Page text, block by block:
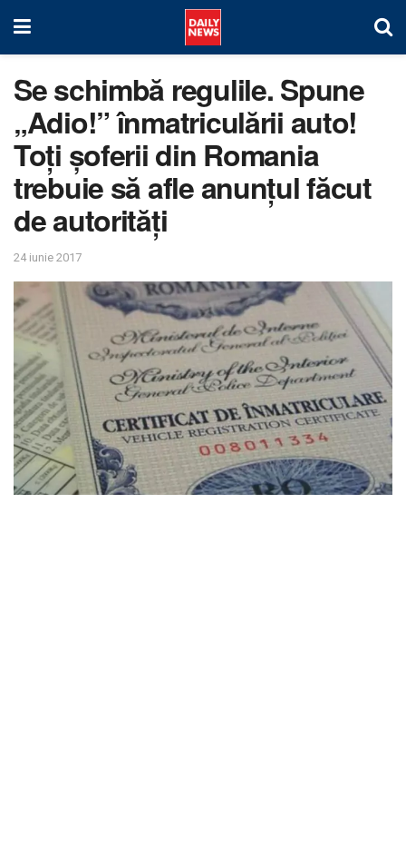
Se schimbă regulile. Spune
„Adio!” înmatriculării auto!
Toți șoferii din Romania
trebuie să afle anunțul făcut
de autorități
24 iunie 2017